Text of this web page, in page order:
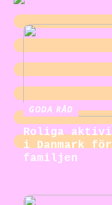
GODA RÅD
Roliga
i Danmark
familjen